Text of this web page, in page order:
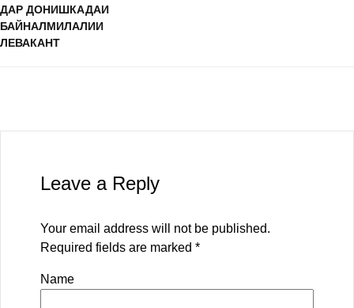
ДАР ДОНИШКАДАИ
БАЙНАЛМИЛАЛИИ
ЛЕВАКАНТ
Leave a Reply
Your email address will not be published.
Required fields are marked *
Name